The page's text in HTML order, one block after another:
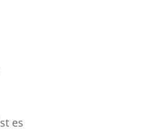
es